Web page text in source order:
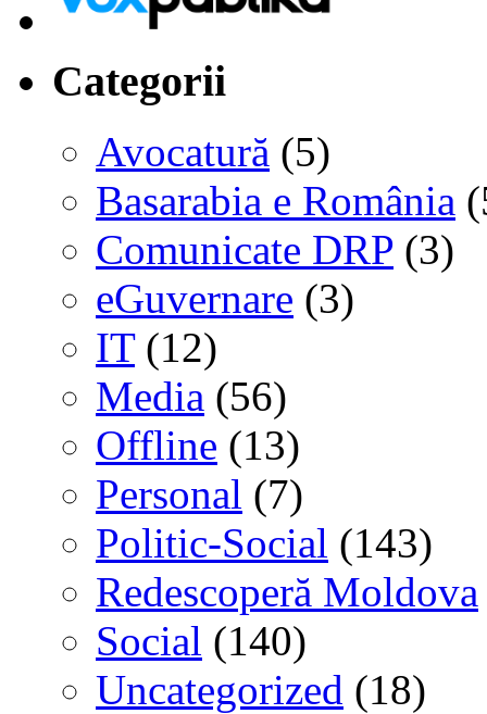
Categorii
Avocatură (5)
Basarabia e România
Comunicate DRP (3)
eGuvernare (3)
IT(12)
Media (56)
Offline (13)
Personal (7)
Politic-Social (143)
Redescoperă Moldova
Social (140)
Uncategorized (18)